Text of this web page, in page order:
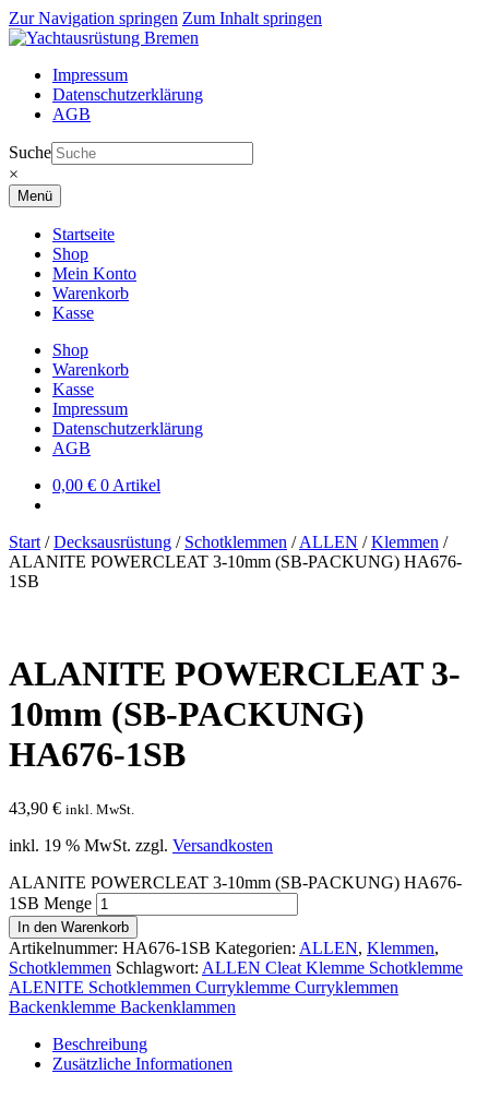
Zur Navigation springen Zum Inhalt springen
Impressum
Datenschutzerklärung
AGB
Suche
×
Menü
Startseite
Shop
Mein Konto
Warenkorb
Kasse
Shop
Warenkorb
Kasse
Impressum
Datenschutzerklärung
AGB
0,00 € 0 Artikel
Start /Decksausrüstung / Schotklemmen /ALLEN /Klemmen /
ALANITE POWERCLEAT 3-10mm (SB-PACKUNG) HA676-
1SB
ALANITE POWERCLEAT 3-
10mm (SB-PACKUNG)
HA676-1SB
43,90 € inkl. MwSt.
inkl. 19 % MwSt. zzgl. Versandkosten
ALANITE POWERCLEAT 3-10mm (SB-PACKUNG) HA676-
1SB Menge
In den Warenkorb
Artikelnummer: HA676-1SB Kategorien: ALLEN, Klemmen,
Schotklemmen Schlagwort: ALLEN Cleat Klemme Schotklemme
ALENITE Schotklemmen Curryklemme Curryklemmen
Backenklemme Backenklammen
Beschreibung
Zusätzliche Informationen